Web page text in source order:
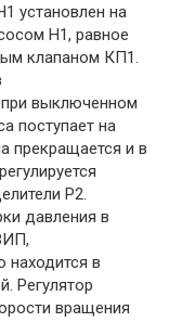
установлен на
Н1, равное
клапаном КП1.
при выключенном
поступает на
прекращается и в
Р2.
давления в
находится в
Регулятор
вращения